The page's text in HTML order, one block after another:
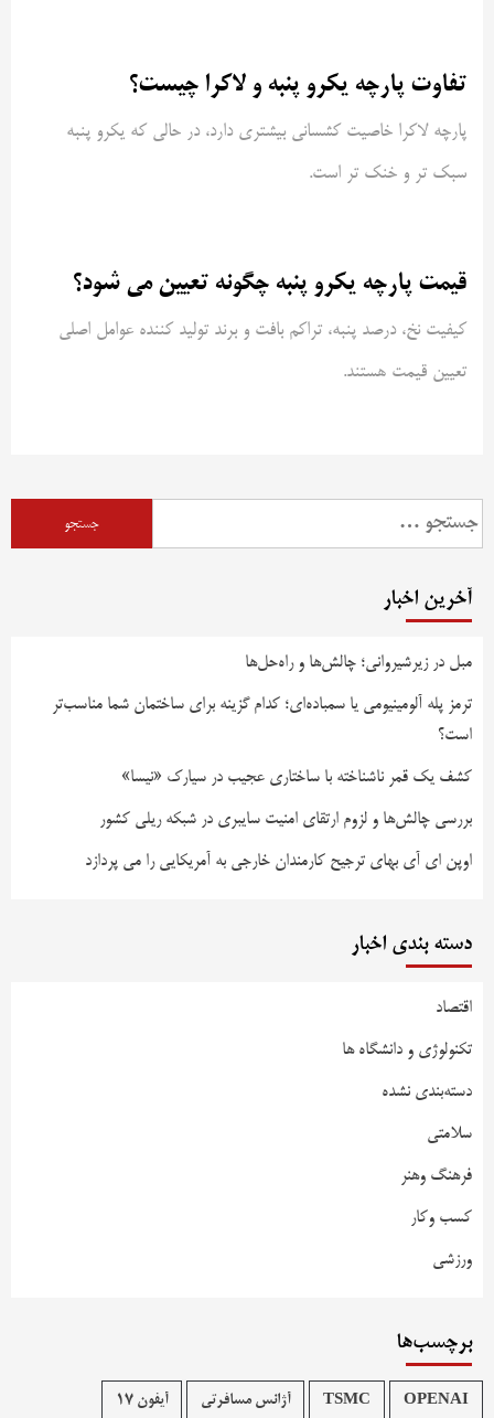
تفاوت پارچه یکرو پنبه و لاکرا چیست؟
پارچه لاکرا خاصیت کشسانی بیشتری دارد، در حالی که یکرو پنبه
سبک تر و خنک تر است.
قیمت پارچه یکرو پنبه چگونه تعیین می شود؟
کیفیت نخ، درصد پنبه، تراکم بافت و برند تولید کننده عوامل اصلی
تعیین قیمت هستند.
جستجو
برای:
آخرین اخبار
مبل در زیرشیروانی؛ چالش‌ها و راه‌حل‌ها
ترمز پله آلومینیومی یا سمباده‌ای؛ کدام گزینه برای ساختمان شما مناسب‌تر
است؟
کشف یک قمر ناشناخته با ساختاری عجیب در سیارک «نیسا»
بررسی چالش‌ها و لزوم ارتقای امنیت سایبری در شبکه ریلی کشور
اوپن ای آی بهای ترجیح کارمندان خارجی به آمریکایی را می پردازد
دسته بندی اخبار
اقتصاد
تکنولوژی و دانشگاه ها
دسته‌بندی نشده
سلامتی
فرهنگ وهنر
کسب وکار
ورزشی
برچسب‌ها
OPENAI
TSMC آژانس مسافرتی آیفون 17